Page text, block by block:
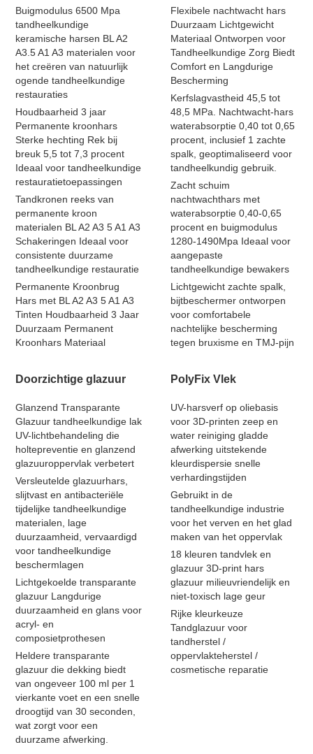
Buigmodulus 6500 Mpa
tandheelkundige
keramische harsen BL A2
A3.5 A1 A3 materialen voor
het creëren van natuurlijk
ogende tandheelkundige
restauraties
Houdbaarheid 3 jaar
Permanente kroonhars
Sterke hechting Rek bij
breuk 5,5 tot 7,3 procent
Ideaal voor tandheelkundige
restauratietoepassingen
Tandkronen reeks van
permanente kroon
materialen BL A2 A3 5 A1 A3
Schakeringen Ideaal voor
consistente duurzame
tandheelkundige restauratie
Permanente Kroonbrug
Hars met BL A2 A3 5 A1 A3
Tinten Houdbaarheid 3 Jaar
Duurzaam Permanent
Kroonhars Materiaal
Flexibele nachtwacht hars
Duurzaam Lichtgewicht
Materiaal Ontworpen voor
Tandheelkundige Zorg Biedt
Comfort en Langdurige
Bescherming
Kerfslagvastheid 45,5 tot
48,5 MPa. Nachtwacht-hars
waterabsorptie 0,40 tot 0,65
procent, inclusief 1 zachte
spalk, geoptimaliseerd voor
tandheelkundig gebruik.
Zacht schuim
nachtwachthars met
waterabsorptie 0,40-0,65
procent en buigmodulus
1280-1490Mpa Ideaal voor
aangepaste
tandheelkundige bewakers
Lichtgewicht zachte spalk,
bijtbeschermer ontworpen
voor comfortabele
nachtelijke bescherming
tegen bruxisme en TMJ-pijn
Doorzichtige glazuur
Glanzend Transparante
Glazuur tandheelkundige lak
UV-lichtbehandeling die
holtepreventie en glanzend
glazuuroppervlak verbetert
Versleutelde glazuurhars,
slijtvast en antibacteriële
tijdelijke tandheelkundige
materialen, lage
duurzaamheid, vervaardigd
voor tandheelkundige
beschermlagen
Lichtgekoelde transparante
glazuur Langdurige
duurzaamheid en glans voor
acryl- en
composietprothesen
Heldere transparante
glazuur die dekking biedt
van ongeveer 100 ml per 1
vierkante voet en een snelle
droogtijd van 30 seconden,
wat zorgt voor een
duurzame afwerking.
PolyFix Vlek
UV-harsverf op oliebasis
voor 3D-printen zeep en
water reiniging gladde
afwerking uitstekende
kleurdispersie snelle
verhardingstijden
Gebruikt in de
tandheelkundige industrie
voor het verven en het glad
maken van het oppervlak
18 kleuren tandvlek en
glazuur 3D-print hars
glazuur milieuvriendelijk en
niet-toxisch lage geur
Rijke kleurkeuze
Tandglazuur voor
tandherstel /
oppervlakteherstel /
cosmetische reparatie